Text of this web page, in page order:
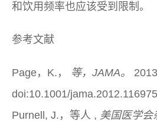
和饮用频率也应该受到限制。
参考文献
Page，K.， 等，JAMA。
doi:10.1001/jama.2012.116975
Purnell, J.， 等人 , 美国医学会